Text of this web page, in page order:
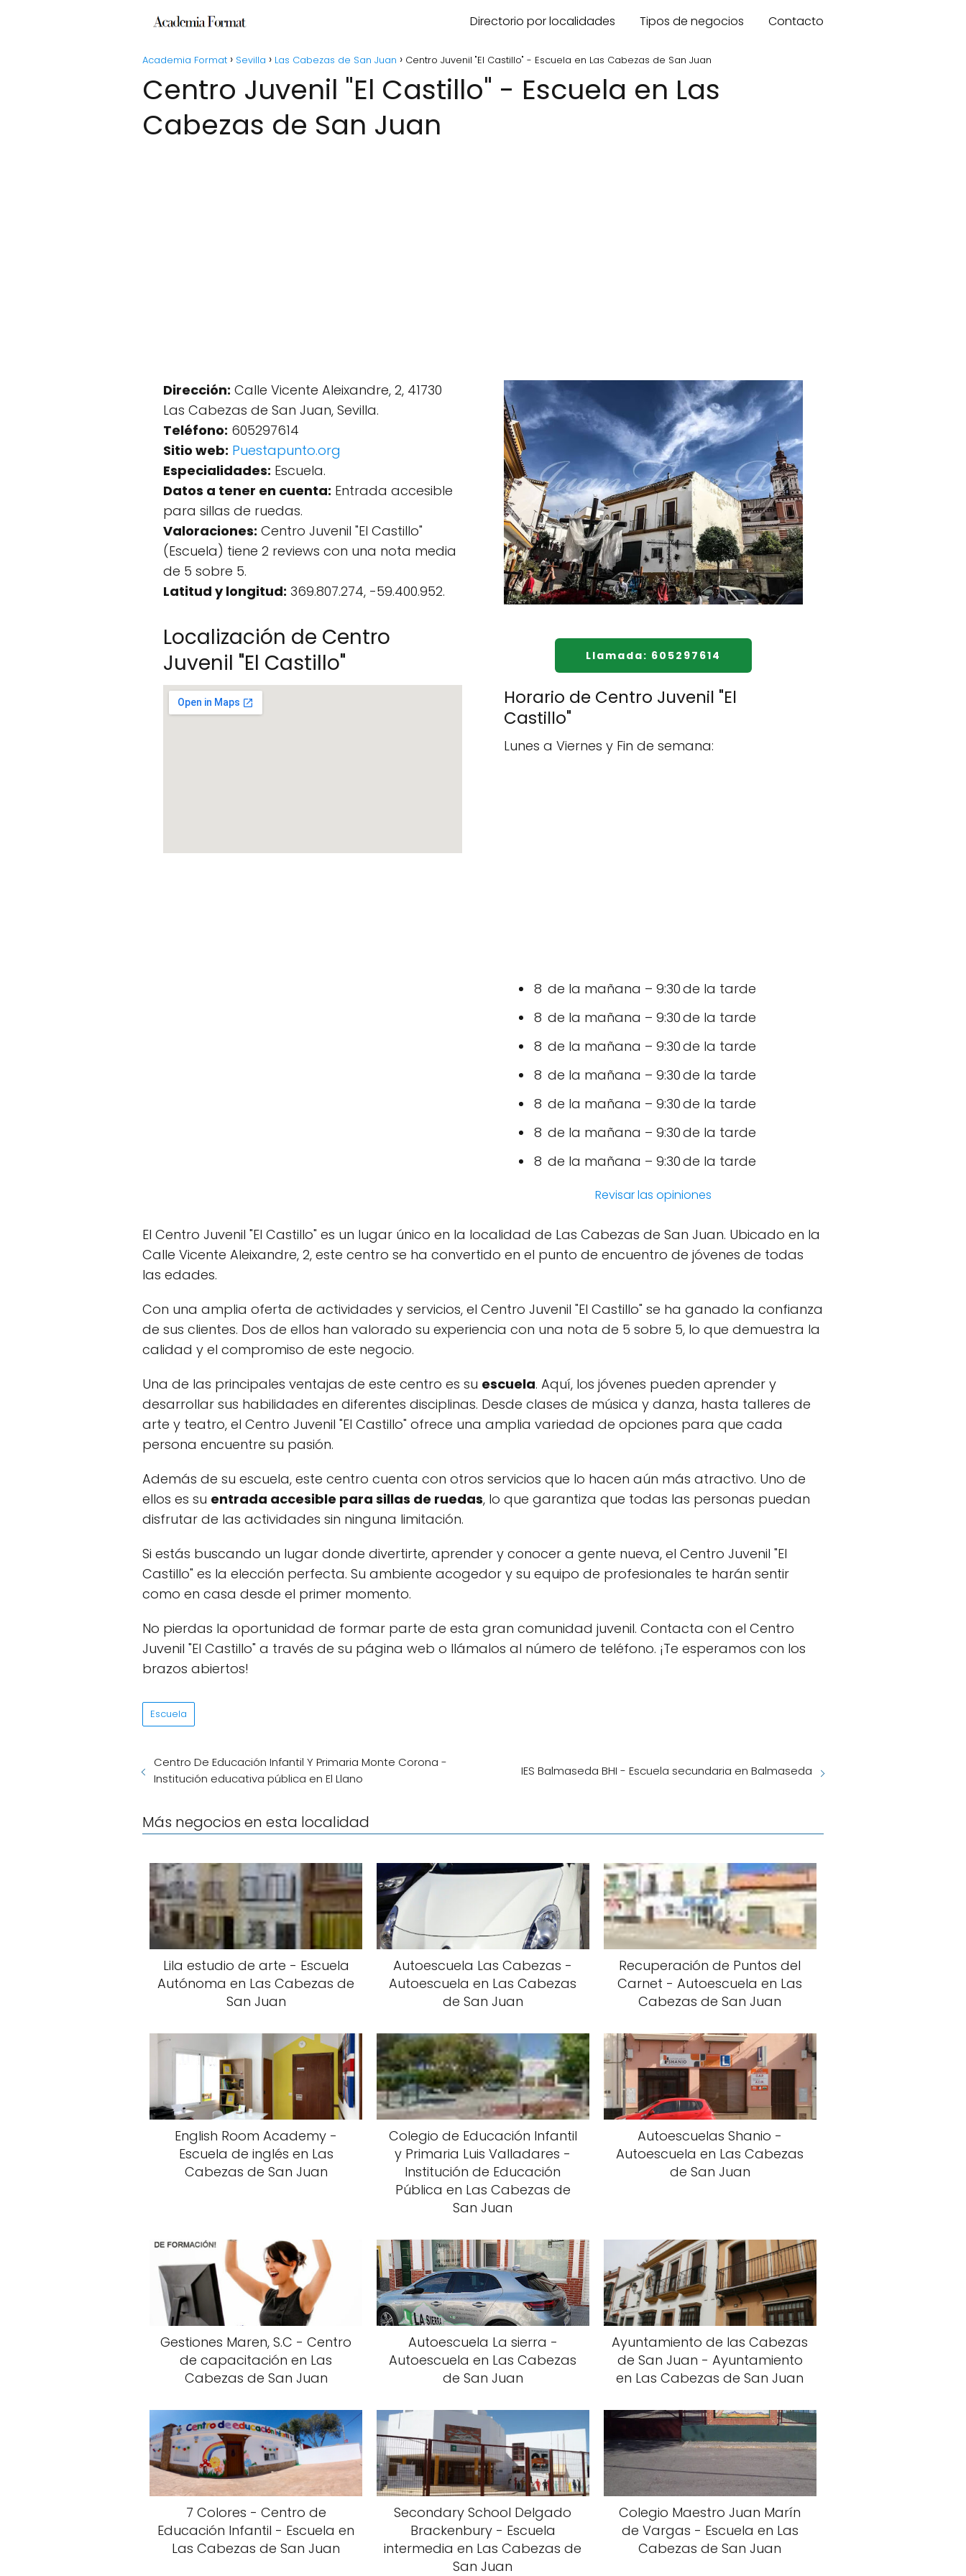
Directorio por localidades Tipos de negocios Contacto
Academia Format Sevilla Las Cabezas de San Juan Centro Juvenil "El Castillo" - Escuela en Las Cabezas de San Juan
Centro Juvenil "El Castillo" - Escuela en Las
Cabezas de San Juan
Dirección: Calle Vicente Aleixandre, 2, 41730
Las Cabezas de San Juan, Sevilla.
Teléfono: 605297614
Sitio web: Puestapunto.org
Especialidades: Escuela.
Datos a tener en cuenta: Entrada accesible
para sillas de ruedas.
Valoraciones: Centro Juvenil "El Castillo"
(Escuela) tiene 2 reviews con una nota media
de 5 sobre 5.
Latitud y longitud: 369.807.274, -59.400.952.
Localización de Centro
Juvenil "El Castillo"
Llamada: 605297614
Horario de Centro Juvenil "El
Castillo"
Lunes a Viernes y Fin de semana:
8 de la mañana – 9:30 de la tarde
8 de la mañana – 9:30 de la tarde
8 de la mañana – 9:30 de la tarde
8 de la mañana – 9:30 de la tarde
8 de la mañana – 9:30 de la tarde
8 de la mañana – 9:30 de la tarde
8 de la mañana – 9:30 de la tarde
Revisar las opiniones
El Centro Juvenil "El Castillo" es un lugar único en la localidad de Las Cabezas de San Juan. Ubicado en la
Calle Vicente Aleixandre, 2, este centro se ha convertido en el punto de encuentro de jóvenes de todas
las edades.
Con una amplia oferta de actividades y servicios, el Centro Juvenil "El Castillo" se ha ganado la confianza
de sus clientes. Dos de ellos han valorado su experiencia con una nota de 5 sobre 5, lo que demuestra la
calidad y el compromiso de este negocio.
Una de las principales ventajas de este centro es su escuela. Aquí, los jóvenes pueden aprender y
desarrollar sus habilidades en diferentes disciplinas. Desde clases de música y danza, hasta talleres de
arte y teatro, el Centro Juvenil "El Castillo" ofrece una amplia variedad de opciones para que cada
persona encuentre su pasión.
Además de su escuela, este centro cuenta con otros servicios que lo hacen aún más atractivo. Uno de
ellos es su entrada accesible para sillas de ruedas, lo que garantiza que todas las personas puedan
disfrutar de las actividades sin ninguna limitación.
Si estás buscando un lugar donde divertirte, aprender y conocer a gente nueva, el Centro Juvenil "El
Castillo" es la elección perfecta. Su ambiente acogedor y su equipo de profesionales te harán sentir
como en casa desde el primer momento.
No pierdas la oportunidad de formar parte de esta gran comunidad juvenil. Contacta con el Centro
Juvenil "El Castillo" a través de su página web o llámalos al número de teléfono. ¡Te esperamos con los
brazos abiertos!
Escuela
Centro De Educación Infantil Y Primaria Monte Corona -
Institución educativa pública en El Llano
IES Balmaseda BHI - Escuela secundaria en Balmaseda
Más negocios en esta localidad
Lila estudio de arte - Escuela
Autónoma en Las Cabezas de
San Juan
Autoescuela Las Cabezas -
Autoescuela en Las Cabezas
de San Juan
Recuperación de Puntos del
Carnet - Autoescuela en Las
Cabezas de San Juan
English Room Academy -
Escuela de inglés en Las
Cabezas de San Juan
Colegio de Educación Infantil
y Primaria Luis Valladares -
Institución de Educación
Pública en Las Cabezas de
San Juan
Autoescuelas Shanio -
Autoescuela en Las Cabezas
de San Juan
Gestiones Maren, S.C - Centro
de capacitación en Las
Cabezas de San Juan
Autoescuela La sierra -
Autoescuela en Las Cabezas
de San Juan
Ayuntamiento de las Cabezas
de San Juan - Ayuntamiento
en Las Cabezas de San Juan
7 Colores - Centro de
Educación Infantil - Escuela en
Las Cabezas de San Juan
Secondary School Delgado
Brackenbury - Escuela
intermedia en Las Cabezas de
San Juan
Colegio Maestro Juan Marín
de Vargas - Escuela en Las
Cabezas de San Juan